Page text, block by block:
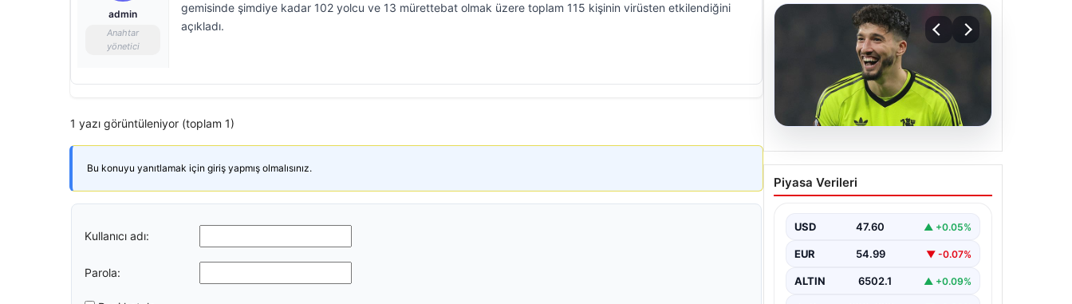
admin
Anahtar
yönetici
gemisinde şimdiye kadar 102 yolcu ve 13 mürettebat olmak üzere toplam 115 kişinin virüsten etkilendiğini
açıkladı.
1 yazı görüntüleniyor (toplam 1)
Bu konuyu yanıtlamak için giriş yapmış olmalısınız.
Kullanıcı adı:
Parola:
05.08.2026
Altay Bayındır beklenen
imzayı attı! Yeni adresi
Piyasa Verileri
USD 47.60 ▲ +0.05%
EUR 54.99 ▼ -0.07%
ALTIN 6502.1 ▲ +0.09%